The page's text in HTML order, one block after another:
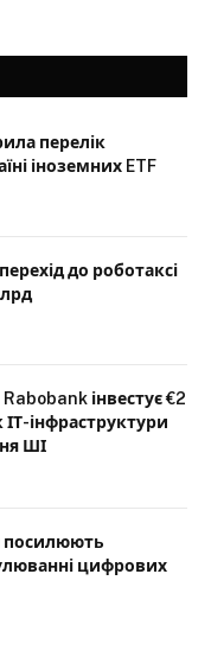
перелік
іноземних ETF
до роботаксі
інвестує €2
інфраструктури
ШІ
посилюють
цифрових